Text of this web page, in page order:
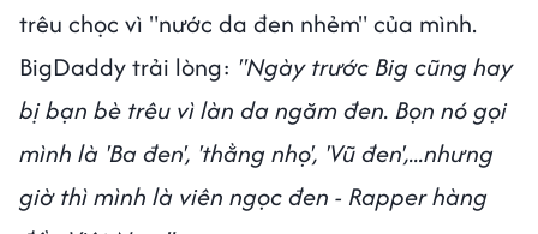
trêu chọc vì "nước da đen nhẻm" của mình.
BigDaddy trải lòng: "Ngày trước Big cũng hay
bị bạn bè trêu vì làn da ngăm đen. Bọn nó gọi
mình là 'Ba đen', 'thằng nhọ', 'Vũ đen',...nhưng
giờ thì mình là viên ngọc đen - Rapper hàng